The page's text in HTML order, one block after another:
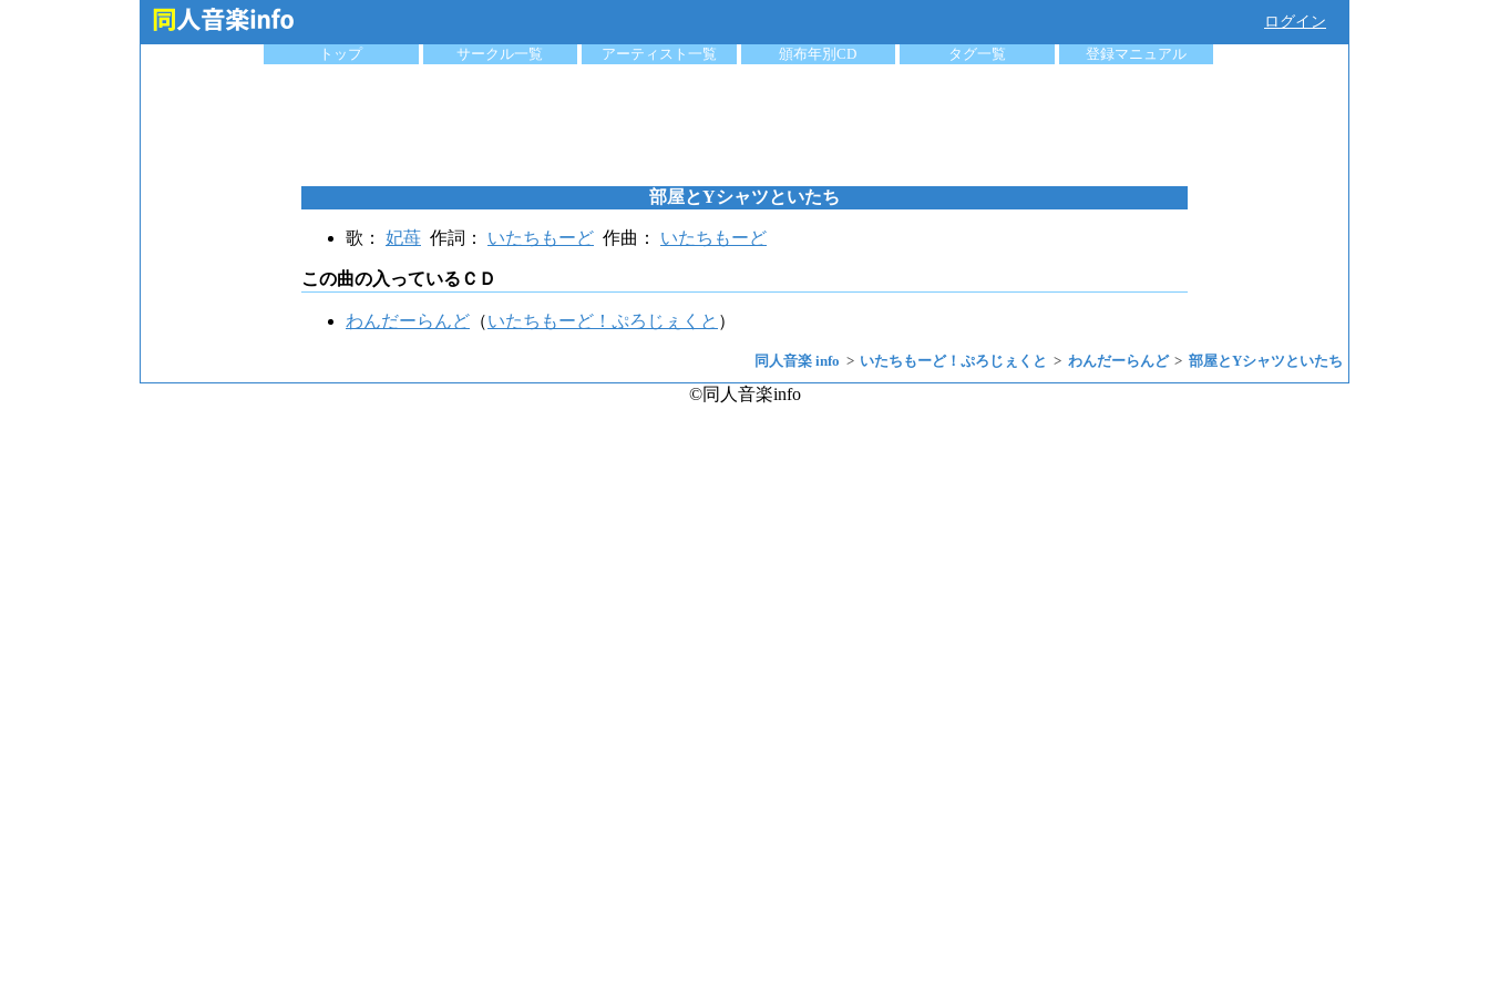
ログイン
トップ
サークル一覧 アーティスト一覧 頒布年別CD タグ一覧 登録マニュアル
部屋とYシャツといたち
歌： 妃苺 作詞： いたちもーど 作曲： いたちもーど
この曲の入っているＣＤ
わんだーらんど （いたちもーど！ぷろじぇくと ）
同人音楽 info いたちもーど！ぷろじぇくと わんだーらんど 部屋とYシャツといたち
©同人音楽info